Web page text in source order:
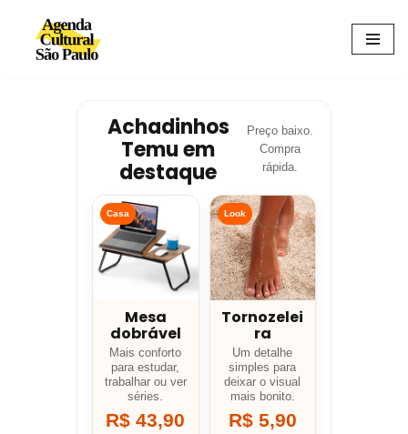
Avançar
Achadinhos
Temu em
destaque
Preço baixo.
Compra
rápida.
Casa
Mesa
dobrável
Mais conforto
para estudar,
trabalhar ou ver
séries.
R$ 43,90
Look
Tornozelei
ra
Um detalhe
simples para
deixar o visual
mais bonito.
R$ 5,90